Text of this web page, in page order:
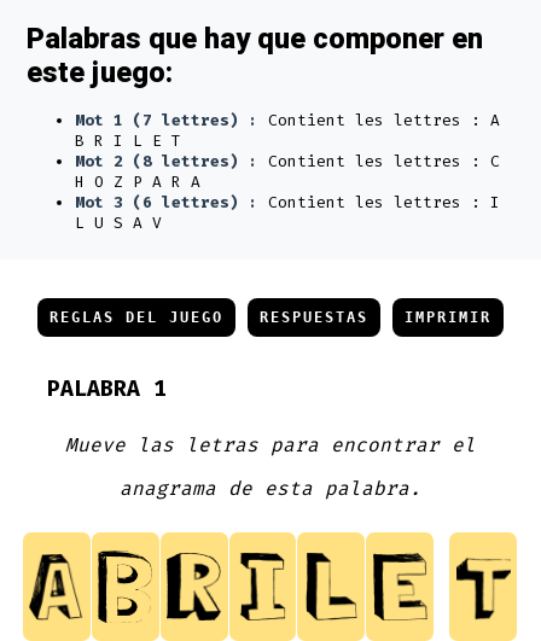
Palabras que hay que componer en
este juego:
Mot 1 (7 lettres) :
Contient les lettres : A
B R I L E T
Mot 2 (8 lettres) :
Contient les lettres : C
H O Z P A R A
Mot 3 (6 lettres) :
Contient les lettres : I
L U S A V
REGLAS DEL JUEGO RESPUESTAS IMPRIMIR
PALABRA 1
Mueve las letras para encontrar el
anagrama de esta palabra.